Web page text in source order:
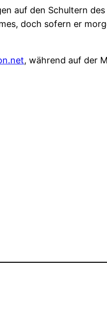
auf den Schultern
doch sofern er
, während auf der